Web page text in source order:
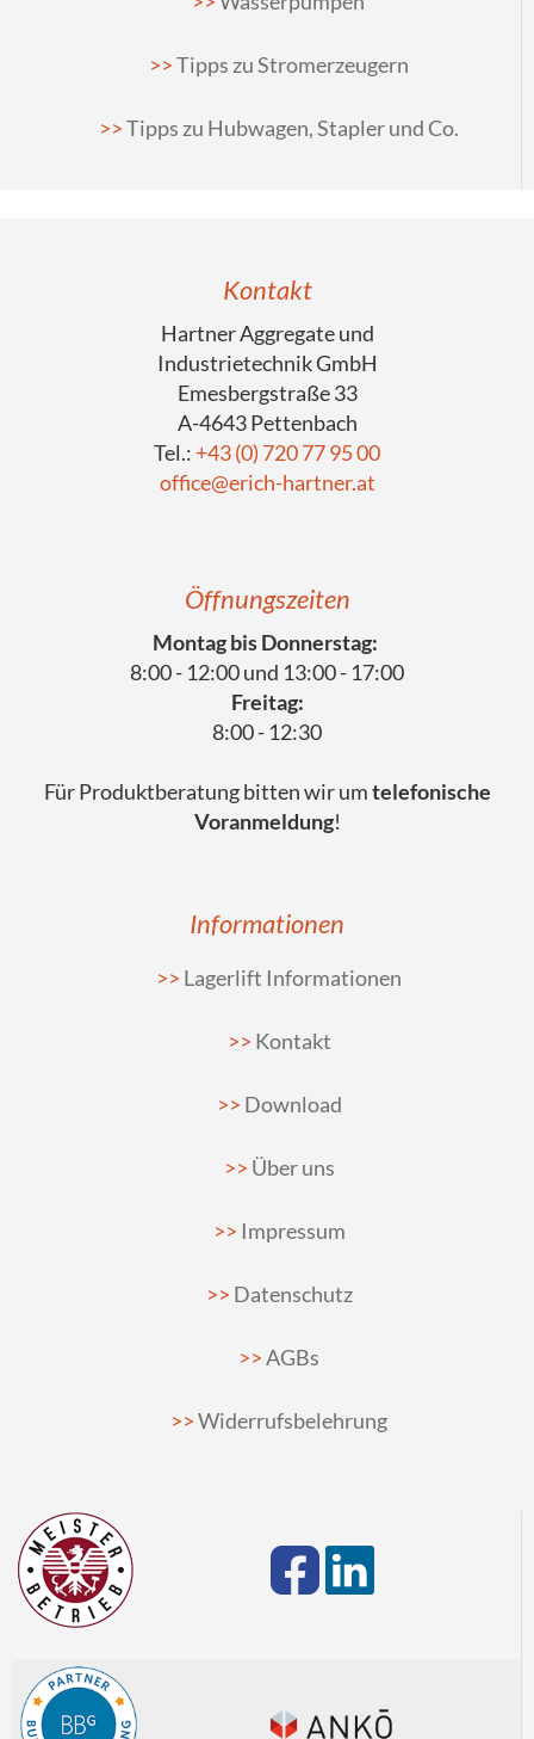
Tipps zu Stromerzeugern
Tipps zu Hubwagen, Stapler und Co.
Kontakt
Hartner Aggregate und
Industrietechnik GmbH
Emesbergstraße 33
A-4643 Pettenbach
Tel.: +43 (0) 720 77 95 00
office@erich-hartner.at
Öffnungszeiten
Montag bis Donnerstag:
8:00 - 12:00 und 13:00 - 17:00
Freitag:
8:00 - 12:30
Für Produktberatung bitten wir umtelefonische
Voranmeldung!
Informationen
Lagerlift Informationen
Kontakt
Download
Über uns
Impressum
Datenschutz
AGBs
Widerrufsbelehrung